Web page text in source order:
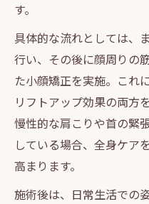
す。
具体的な流れとしては、
行い、その後に顔周りの
た小顔矯正を実施。これ
リフトアップ効果の両方
慢性的な肩こりや首の緊
している場合、全身ケア
高まります。
施術後は、日常生活での